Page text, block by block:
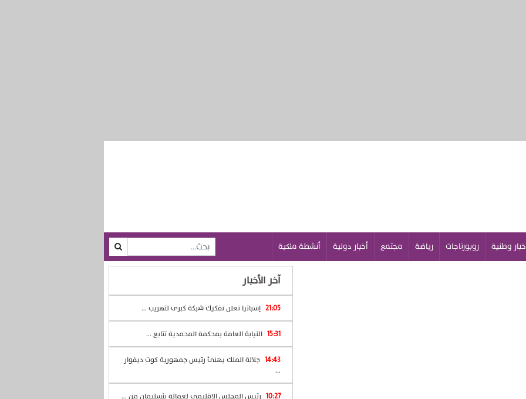
وطنية روبورتاجات رياضة مجتمع أخبار دولية أنشطة ملكية
آخر الأخبار
21:05 إسبانيا تعلن تفكيك شبكة كبرى لتهريب ...
15:31 النيابة العامة بمحكمة المحمدية تتابع ...
14:43 جلالة الملك يهنئ رئيس جمهورية كوت ديفوار
...
10:27 رئيس المجلس الإقليمي لعمالة بنسليمان من ...